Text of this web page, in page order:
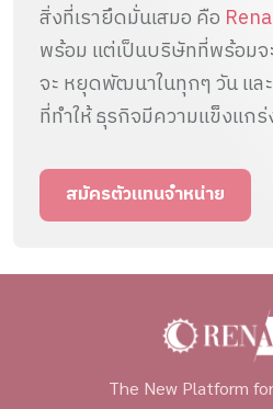
สิ่งที่เรายึดมั่นเสมอ คือ
พร้อม แต่เป็นบริษัทที่พร้อมจ
จะ หยุดพัฒนาในทุกๆ วัน แล
ที่ทำให้ ธุรกิจมีความแข็งแก
สมัครตัวแทนจำหน่าย
The New Platform